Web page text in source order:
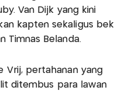
Van Dijk yang kini
kapten sekaligus bek
Timnas Belanda.
Vrij, pertahanan yang
ditembus para lawan